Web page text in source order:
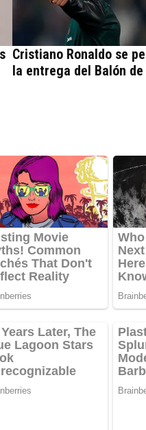
Cristiano Ronaldo se
la entrega del Balón de